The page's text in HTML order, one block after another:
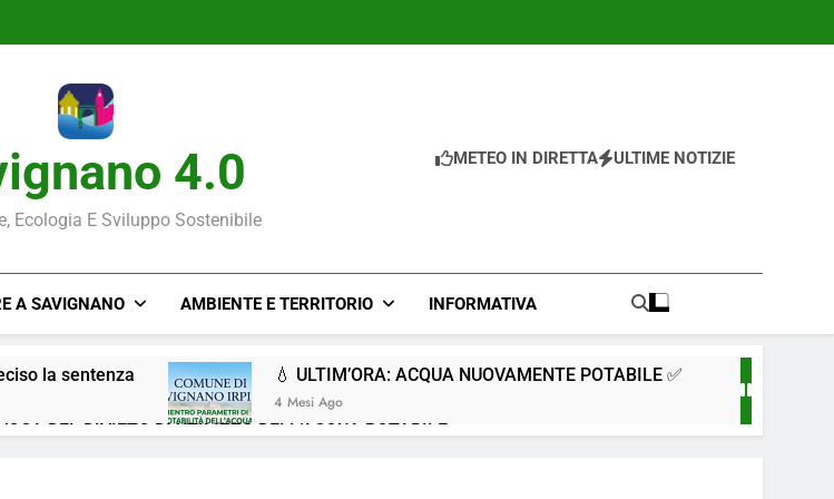
4.0
Ecologia E Sviluppo Sostenibile
METEO IN DIRETTA ULTIME NOTIZIE
A SAVIGNANO AMBIENTE E TERRITORIO INFORMATIVA
la sentenza 💧 ULTIM’ORA: ACQUA NUOVAMENTE POTABILE ✅
4 Mesi Ago
DEL DIVIETO DI UTILIZZO DELL’ACQUA POTABILE